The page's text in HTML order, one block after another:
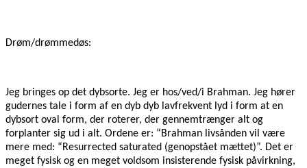
Drøm/drømmedøs:
Jeg bringes op det dybsorte. Jeg er hos/ved/i Brahman. Jeg hører
gudernes tale i form af en dyb dyb lavfrekvent lyd i form at en
dybsort oval form, der roterer, der gennemtrænger alt og
forplanter sig ud i alt. Ordene er: “Brahman livsånden vil være
mere med: “Resurrected saturated (genopstået mættet)”. Det er
meget fysisk og en meget voldsom insisterende fysisk påvirkning,